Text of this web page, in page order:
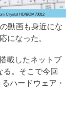
Crystal HD/BCM70012
動画も身近にな
になった。
載したネットブ
る。そこで今回
ハードウェア・